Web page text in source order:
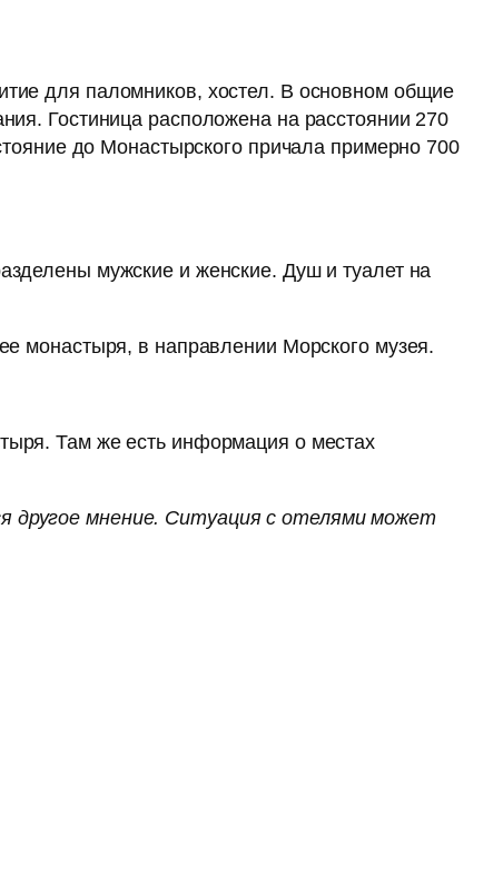
для паломников, хостел. В основном общие
Гостиница расположена на расстоянии 270
до Монастырского причала примерно 700
мужские и женские. Душ и туалет на
монастыря, в направлении Морского музея.
Там же есть информация о местах
другое мнение. Ситуация с отелями может